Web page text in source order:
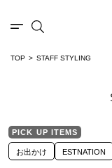
TOP STAFF STYLING
PICK UP ITEMS
お出かけ ESTNATION